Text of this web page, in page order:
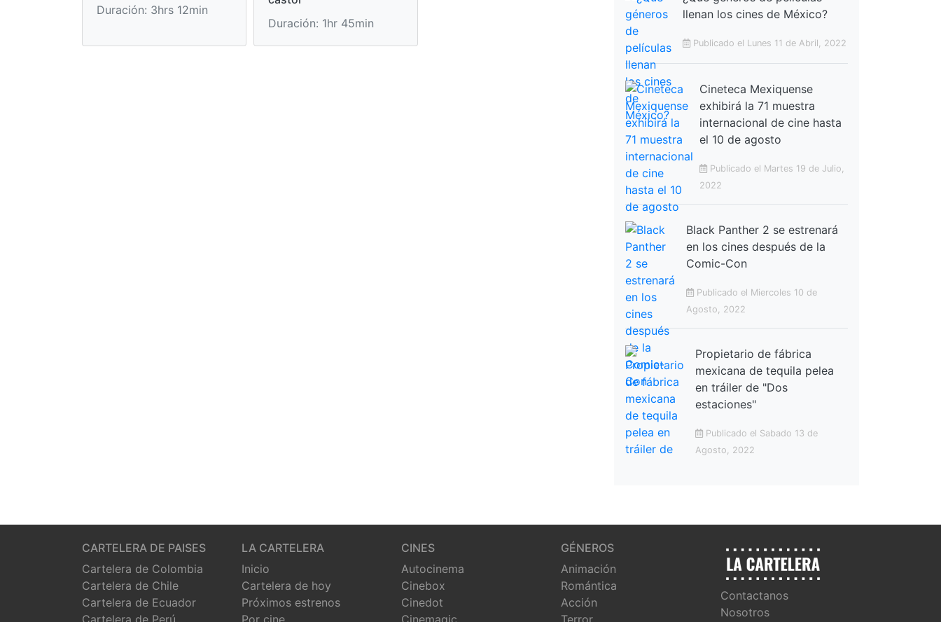
Duración: 3hrs 12min
Duración: 1hr 45min
llenan los cines de México?
Publicado el Lunes 11 de Abril, 2022
Cineteca Mexiquense
exhibirá la 71 muestra
internacional de cine hasta
el 10 de agosto
Publicado el Martes 19 de Julio,
2022
Black Panther 2 se estrenará
en los cines después de la
Comic-Con
Publicado el Miercoles 10 de
Agosto, 2022
Propietario de fábrica
mexicana de tequila pelea
en tráiler de "Dos
estaciones"
Publicado el Sabado 13 de
Agosto, 2022
CARTELERA DE PAISES
Cartelera de Colombia
Cartelera de Chile
Cartelera de Ecuador
LA CARTELERA
Inicio
Cartelera de hoy
Próximos estrenos
CINES
Autocinema
Cinebox
Cinedot
GÉNEROS
Animación
Romántica
Acción
Contactanos
Nosotros